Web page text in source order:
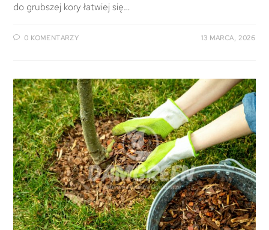
do grubszej kory łatwiej się…
0 KOMENTARZY 13 MARCA, 2026